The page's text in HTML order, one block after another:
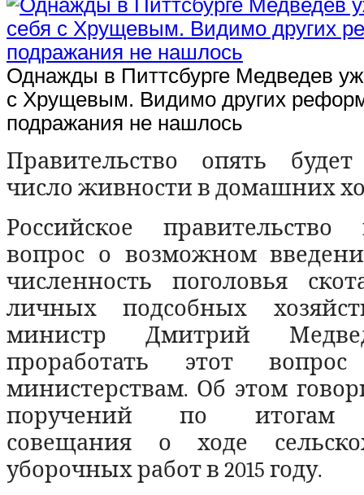
Однажды в Питтсбурге Медведев
с Хрущевым. Видимо других
подражания не нашлось
Правительство опять будет
число живности в домашних
Российское правительство
вопрос о возможном
численность поголовья
личных подсобных
министр Дмитрий
проработать этот
министерствам. Об этом
поручений по итогам
совещания о ходе
уборочных работ в 2015 году.